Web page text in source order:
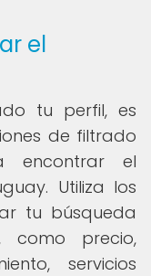
el
tu perfil, es
de filtrado
encontrar el
Utiliza los
tu búsqueda
como precio,
servicios